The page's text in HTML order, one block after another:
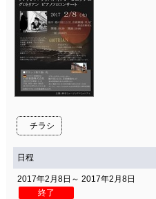
チラシ
日程
2017年2月8日～ 2017年2月8日
終了